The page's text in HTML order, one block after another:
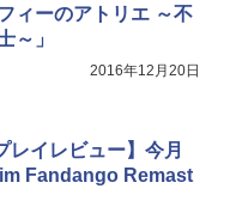
ィーのアトリエ ～不
～」
2016年12月20日
レイレビュー】今月
Fandango Remast